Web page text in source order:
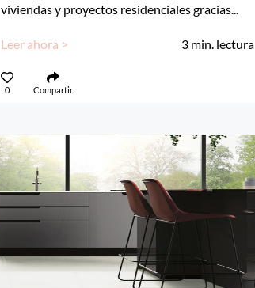
viviendas y proyectos residenciales gracias...
Leer ahora > 3 min. lectura
0 Compartir